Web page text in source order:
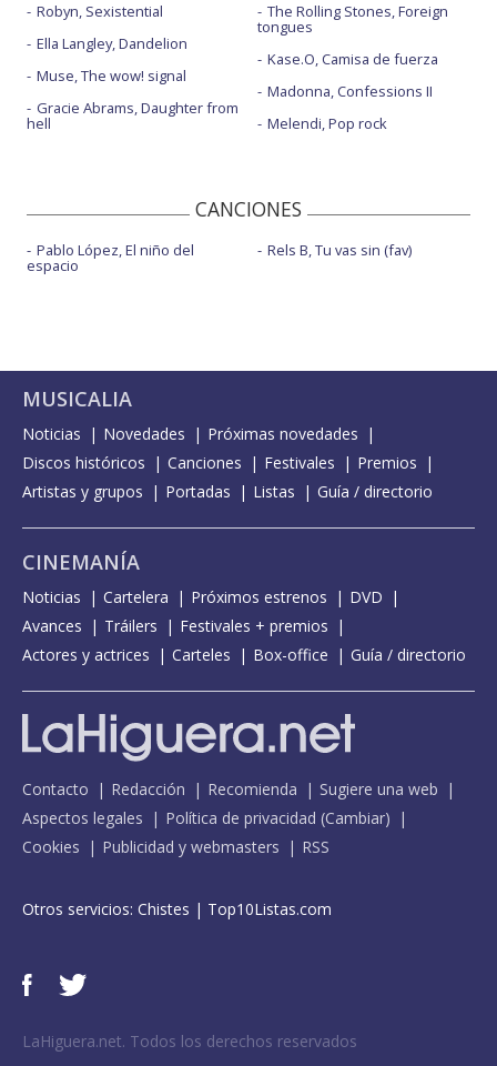
Robyn, Sexistential
Ella Langley, Dandelion
Muse, The wow! signal
Gracie Abrams, Daughter from
hell
The Rolling Stones, Foreign
tongues
Kase.O, Camisa de fuerza
Madonna, Confessions II
Melendi, Pop rock
CANCIONES
Pablo López, El niño del
espacio
Rels B, Tu vas sin (fav)
MUSICALIA
Noticias Novedades
Próximas novedades
Discos históricos
Canciones Festivales
Premios
Artistas y grupos
Portadas Listas Guía / directorio
CINEMANÍA
Noticias Cartelera Próximos estrenos
DVD
Avances
Tráilers
Festivales + premios
Actores y actrices
Carteles Box-office Guía / directorio
Contacto Redacción Recomienda
Sugiere una web
Aspectos legales
Política de privacidad (Cambiar)
Cookies
Publicidad y webmasters RSS
Otros servicios: Chistes | Top10Listas.com
LaHiguera.net. Todos los derechos reservados